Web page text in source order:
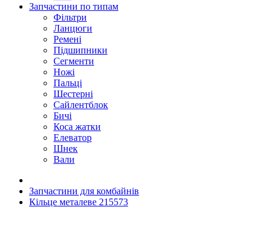
Запчастини по типам
Фільтри
Ланцюги
Ремені
Підшипники
Сегменти
Ножі
Пальці
Шестерні
Сайлентблок
Бичі
Коса жатки
Елеватор
Шнек
Вали
Запчастини для комбайнів
Кільце металеве 215573